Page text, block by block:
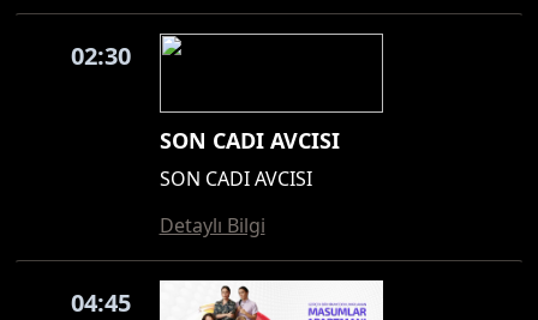
02:30
SON CADI AVCISI
SON CADI AVCISI
Detaylı Bilgi
04:45